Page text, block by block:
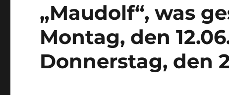
„Maudolf“, was
Montag, den
Donnerstag, den